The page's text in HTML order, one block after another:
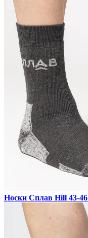
Носки Сплав Hill 43-46